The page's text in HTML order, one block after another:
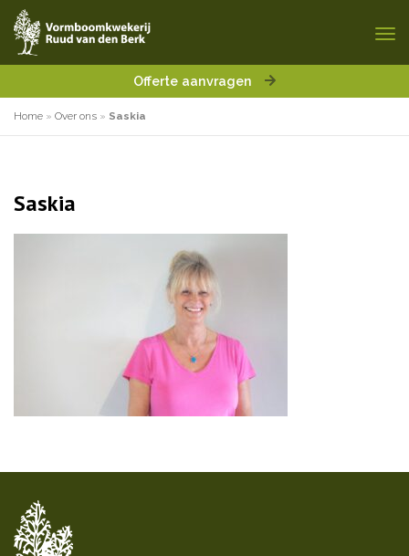
Offerte aanvragen
Home » Over ons » Saskia
Saskia